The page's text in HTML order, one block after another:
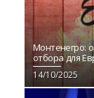
Монтенегро:
отбора для
14/10/2025